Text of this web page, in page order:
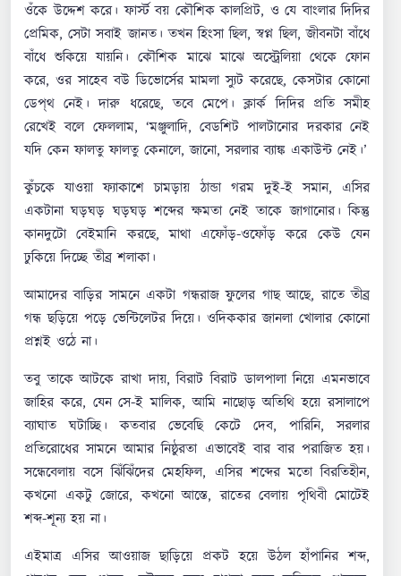
ওঁকে উদ্দেশ করে। ফার্স্ট বয় কৌশিক কালপ্রিট, ও যে বাংলার দিদির
প্রেমিক, সেটা সবাই জানত। তখন হিংসা ছিল, স্বপ্ন ছিল, জীবনটা বাঁধে
বাঁধে শুকিয়ে যায়নি। কৌশিক মাঝে মাঝে অস্ট্রেলিয়া থেকে ফোন
করে, ওর সাহেব বউ ডিভোর্সের মামলা স্যুট করেছে, কেসটার কোনো
ডেপ্‌থ নেই। দারু ধরেছে, তবে মেপে। ক্লার্ক দিদির প্রতি সমীহ
রেখেই বলে ফেললাম, ‘মঞ্জুলাদি, বেডশিট পালটানোর দরকার নেই
যদি কেন ফালতু ফালতু কেনালে, জানো, সরলার ব্যাঙ্ক একাউন্ট নেই।’
কুঁচকে যাওয়া ফ্যাকাশে চামড়ায় ঠান্ডা গরম দুই-ই সমান, এসির
একটানা ঘড়ঘড় ঘড়ঘড় শব্দের ক্ষমতা নেই তাকে জাগানোর। কিন্তু
কানদুটো বেইমানি করছে, মাথা এফোঁড়-ওফোঁড় করে কেউ যেন
ঢুকিয়ে দিচ্ছে তীব্র শলাকা।
আমাদের বাড়ির সামনে একটা গন্ধরাজ ফুলের গাছ আছে, রাতে তীব্র
গন্ধ ছড়িয়ে পড়ে ভেন্টিলেটর দিয়ে। ওদিককার জানলা খোলার কোনো
প্রশ্নই ওঠে না।
তবু তাকে আটকে রাখা দায়, বিরাট বিরাট ডালপালা নিয়ে এমনভাবে
জাহির করে, যেন সে-ই মালিক, আমি নাছোড় অতিথি হয়ে রসালাপে
ব্যাঘাত ঘটাচ্ছি। কতবার ভেবেছি কেটে দেব, পারিনি, সরলার
প্রতিরোধের সামনে আমার নিষ্ঠুরতা এভাবেই বার বার পরাজিত হয়।
সন্ধেবেলায় বসে ঝিঁঝিঁদের মেহফিল, এসির শব্দের মতো বিরতিহীন,
কখনো একটু জোরে, কখনো আস্তে, রাতের বেলায় পৃথিবী মোটেই
শব্দ-শূন্য হয় না।
এইমাত্র এসির আওয়াজ ছাড়িয়ে প্রকট হয়ে উঠল হাঁপানির শব্দ,